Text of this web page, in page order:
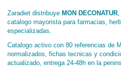
Zaradiet distribuye MON DECONATUR,
catalogo mayorista para farmacias,
especializadas.
Catalogo activo con 80 referencias de
normalizados, fichas tecnicas y
actualizado, entrega 24-48h en la